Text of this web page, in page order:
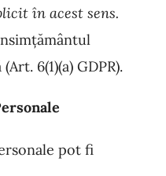
în acest sens.
6(1)(a) GDPR).
pot fi